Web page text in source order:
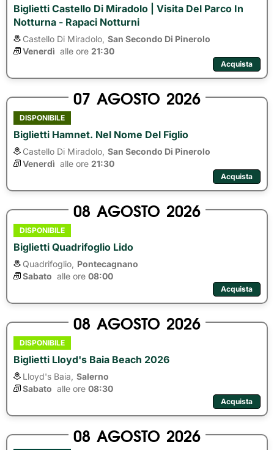
Biglietti Castello Di Miradolo | Visita Del Parco In
Notturna - Rapaci Notturni
Castello Di Miradolo, San Secondo Di Pinerolo
Venerdì alle ore 21:30
Acquista
07 AGOSTO 2026
DISPONIBILE
Biglietti Hamnet. Nel Nome Del Figlio
Castello Di Miradolo, San Secondo Di Pinerolo
Venerdì alle ore 21:30
Acquista
08 AGOSTO 2026
DISPONIBILE
Biglietti Quadrifoglio Lido
Quadrifoglio, Pontecagnano
Sabato alle ore 08:00
Acquista
08 AGOSTO 2026
DISPONIBILE
Biglietti Lloyd's Baia Beach 2026
Lloyd's Baia, Salerno
Sabato alle ore 08:30
Acquista
08 AGOSTO 2026